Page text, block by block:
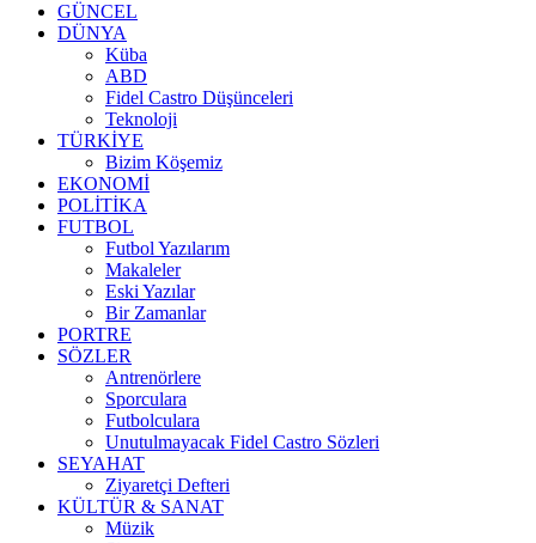
GÜNCEL
DÜNYA
Küba
ABD
Fidel Castro Düşünceleri
Teknoloji
TÜRKİYE
Bizim Köşemiz
EKONOMİ
POLİTİKA
FUTBOL
Futbol Yazılarım
Makaleler
Eski Yazılar
Bir Zamanlar
PORTRE
SÖZLER
Antrenörlere
Sporculara
Futbolculara
Unutulmayacak Fidel Castro Sözleri
SEYAHAT
Ziyaretçi Defteri
KÜLTÜR & SANAT
Müzik